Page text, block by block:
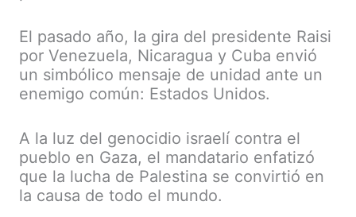
El pasado año, la gira del presidente Raisi
por Venezuela, Nicaragua y Cuba envió
un simbólico mensaje de unidad ante un
enemigo común: Estados Unidos.
A la luz del genocidio israelí contra el
pueblo en Gaza, el mandatario enfatizó
que la lucha de Palestina se convirtió en
la causa de todo el mundo.